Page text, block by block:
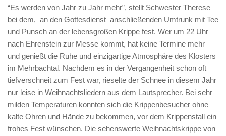
“Es werden von Jahr zu Jahr mehr”, stellt Schwester Therese
bei dem, an den Gottesdienst anschließenden Umtrunk mit Tee
und Punsch an der lebensgroßen Krippe fest. Wer um 22 Uhr
nach Ehrenstein zur Messe kommt, hat keine Termine mehr
und genießt die Ruhe und einzigartige Atmosphäre des Klosters
im Mehrbachtal. Nachdem es in der Vergangenheit schon oft
tiefverschneit zum Fest war, rieselte der Schnee in diesem Jahr
nur leise in Weihnachtsliedern aus dem Lautsprecher. Bei sehr
milden Temperaturen konnten sich die Krippenbesucher ohne
kalte Ohren und Hände zu bekommen, vor dem Krippenstall ein
frohes Fest wünschen. Die sehenswerte Weihnachtskrippe von